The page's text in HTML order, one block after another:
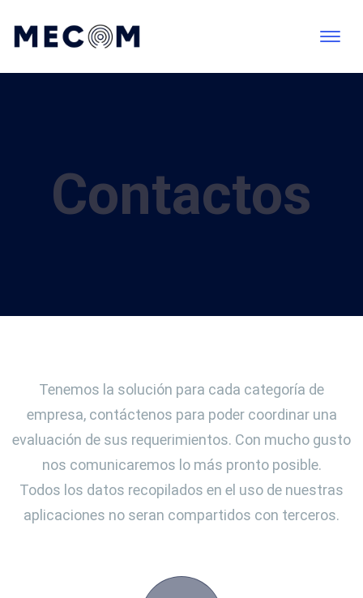
Contactos
Tenemos la solución para cada categoría de
empresa, contáctenos para poder coordinar una
evaluación de sus requerimientos. Con mucho gusto
nos comunicaremos lo más pronto posible.
Todos los datos recopilados en el uso de nuestras
aplicaciones no seran compartidos con terceros.